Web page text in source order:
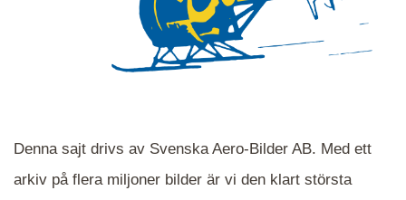
Denna sajt drivs av Svenska Aero-Bilder AB. Med ett
arkiv på flera miljoner bilder är vi den klart största